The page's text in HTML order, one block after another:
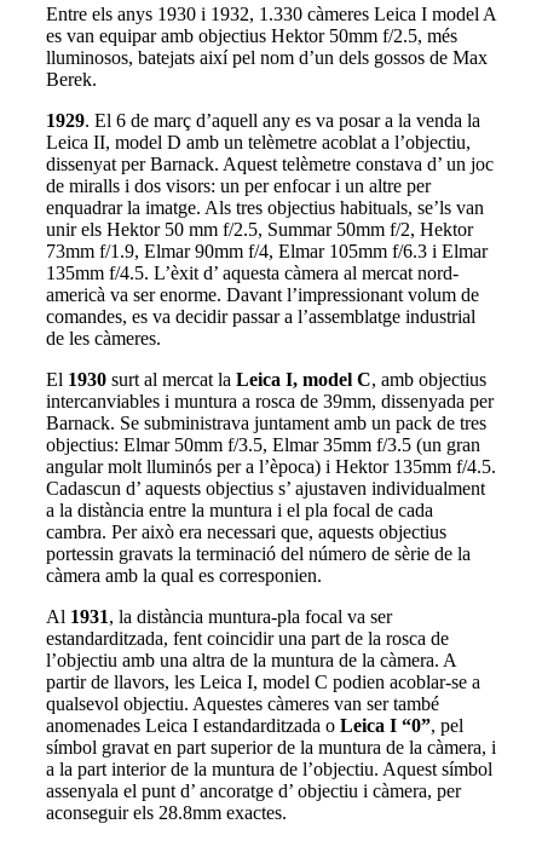
Entre els anys 1930 i 1932, 1.330 càmeres Leica I model A
es van equipar amb objectius Hektor 50mm f/2.5, més
lluminosos, batejats així pel nom d’un dels gossos de Max
Berek.
1929. El 6 de març d’aquell any es va posar a la venda la
Leica II, model D amb un telèmetre acoblat a l’objectiu,
dissenyat per Barnack. Aquest telèmetre constava d’ un joc
de miralls i dos visors: un per enfocar i un altre per
enquadrar la imatge. Als tres objectius habituals, se’ls van
unir els Hektor 50 mm f/2.5, Summar 50mm f/2, Hektor
73mm f/1.9, Elmar 90mm f/4, Elmar 105mm f/6.3 i Elmar
135mm f/4.5. L’èxit d’ aquesta càmera al mercat nord-
americà va ser enorme. Davant l’impressionant volum de
comandes, es va decidir passar a l’assemblatge industrial
de les càmeres.
El 1930surt al mercat la Leica I, model C, amb objectius
intercanviables i muntura a rosca de 39mm, dissenyada per
Barnack. Se subministrava juntament amb un pack de tres
objectius: Elmar 50mm f/3.5, Elmar 35mm f/3.5 (un gran
angular molt lluminós per a l’època) i Hektor 135mm f/4.5.
Cadascun d’ aquests objectius s’ ajustaven individualment
a la distància entre la muntura i el pla focal de cada
cambra. Per això era necessari que, aquests objectius
portessin gravats la terminació del número de sèrie de la
càmera amb la qual es corresponien.
Al 1931, la distància muntura-pla focal va ser
estandarditzada, fent coincidir una part de la rosca de
l’objectiu amb una altra de la muntura de la càmera. A
partir de llavors, les Leica I, model C podien acoblar-se a
qualsevol objectiu. Aquestes càmeres van ser també
anomenades Leica I estandarditzada o Leica I “0”, pel
símbol gravat en part superior de la muntura de la càmera, i
a la part interior de la muntura de l’objectiu. Aquest símbol
assenyala el punt d’ ancoratge d’ objectiu i càmera, per
aconseguir els 28.8mm exactes.